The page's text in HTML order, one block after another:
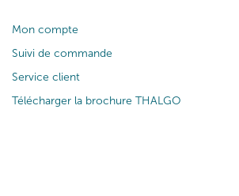
Mon compte
Suivi de commande
Service client
Télécharger la brochure THALGO